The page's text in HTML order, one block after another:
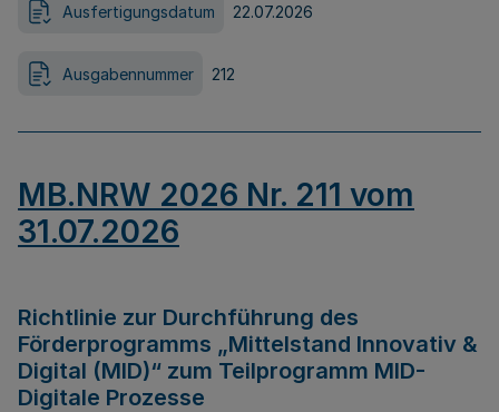
Ausfertigungsdatum 22.07.2026
Ausgabennummer 212
MB.NRW 2026 Nr. 211 vom
31.07.2026
Richtlinie zur Durchführung des
Förderprogramms „Mittelstand Innovativ &
Digital (MID)“ zum Teilprogramm MID-
Digitale Prozesse